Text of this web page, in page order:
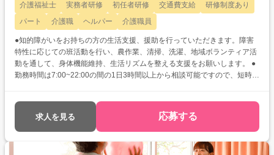
介護福祉士 実務者研修 初任者研修 交通費支給
研修制度あり
パート
介護職 ヘルパー 介護職員
●知的障がいをお持ちの方の生活支援、援助を行っていただきます。障害
特性に応じての班活動を行い、農作業、清掃、洗濯、地域ボランティア活
動を通して、身体機能維持、生活リズムを整える支援をお願いします。 ●
勤務時間は7:00~22:00の間の1日3時間以上から相談可能ですので、短時間
求人を見る 応募する